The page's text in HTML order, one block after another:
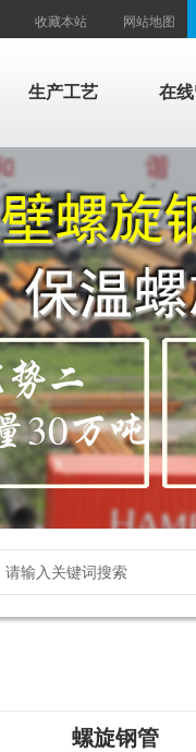
收藏本站 网站地图
生产工艺 在
螺旋钢管